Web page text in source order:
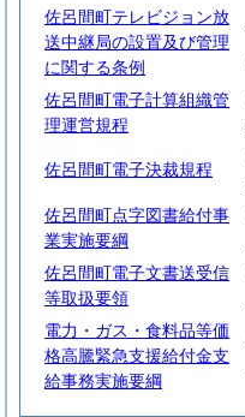
佐呂間町テレビジョン放
送中継局の設置及び管理
に関する条例
佐呂間町電子計算組織管
理運営規程
佐呂間町電子決裁規程
佐呂間町点字図書給付事
業実施要綱
佐呂間町電子文書送受信
等取扱要領
電力・ガス・食料品等価
格高騰緊急支援給付金支
給事務実施要綱